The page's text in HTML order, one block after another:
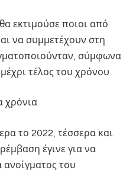
εκτιμούσε ποιοι από
να συμμετέχουν στη
σύμφωνα
τέλος του χρόνου.
χρόνια
το 2022, τέσσερα και
έγινε για να
του